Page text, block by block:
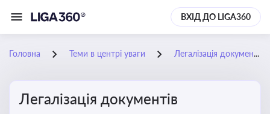
ВХІД ДО LIGA360
Головна Теми в центрі уваги Легалізація документів
Легалізація документів